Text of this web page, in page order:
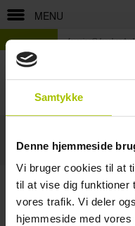
Samtykke
Denne hjemmeside
Vi bruger cookies til at
til at vise dig funktioner
vores trafik. Vi deler
hjemmeside med
MENU
Kommende
KATEGORIER:
ALLE